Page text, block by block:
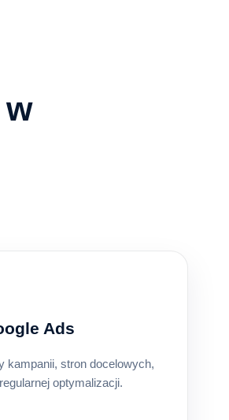
Ads
kampanii, stron docelowych,
optymalizacji.